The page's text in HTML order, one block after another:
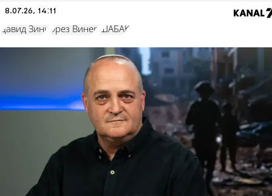
8.07.26, 14:11
Давид Зини Эрез Винер ШАБАК